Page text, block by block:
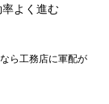
よく進む
ら工務店に軍配が